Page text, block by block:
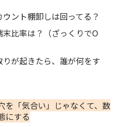
ント棚卸しは回ってる？
比率は？（ざっくりでO
が起きたら、誰が何をす
を「気合い」じゃなくて、数
にする